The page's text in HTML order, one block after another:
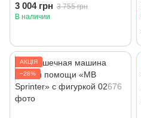
3 004 грн 3 755 грн
В наличии
АКЦІЯ
−28%